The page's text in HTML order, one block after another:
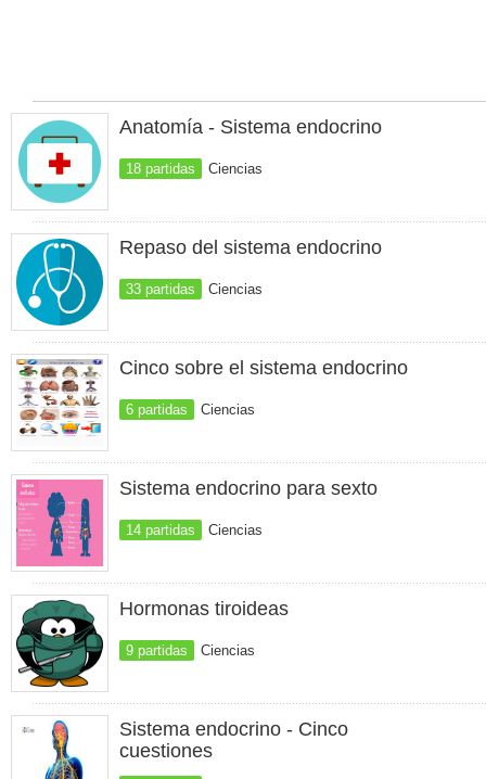
Anatomía - Sistema endocrino
18 partidas Ciencias
Repaso del sistema endocrino
33 partidas Ciencias
Cinco sobre el sistema endocrino
6 partidas Ciencias
Sistema endocrino para sexto
14 partidas Ciencias
Hormonas tiroideas
9 partidas Ciencias
Sistema endocrino - Cinco
cuestiones